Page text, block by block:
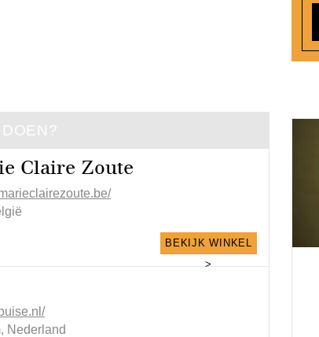
Claire Zoute
BEKIJK WINKEL
>
Nederland